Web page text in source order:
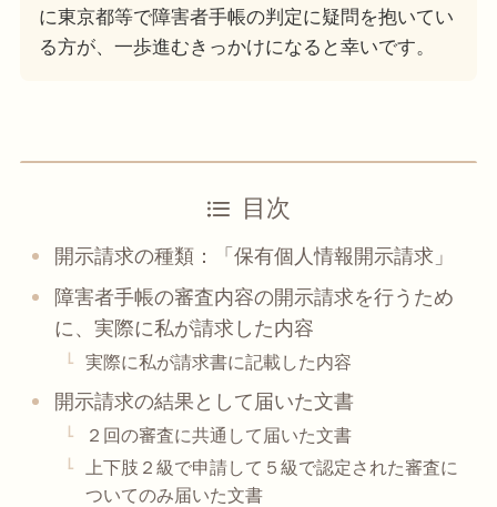
に東京都等で障害者手帳の判定に疑問を抱いてい
る方が、一歩進むきっかけになると幸いです。
目次
開示請求の種類：「保有個人情報開示請求」
障害者手帳の審査内容の開示請求を行うため
に、実際に私が請求した内容
実際に私が請求書に記載した内容
開示請求の結果として届いた文書
２回の審査に共通して届いた文書
上下肢２級で申請して５級で認定された審査に
ついてのみ届いた文書